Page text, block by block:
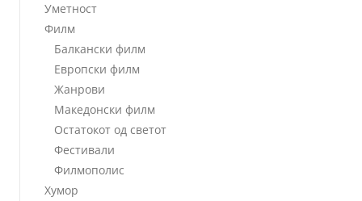
Уметност
Филм
Балкански филм
Европски филм
Жанрови
Македонски филм
Остатокот од светот
Фестивали
Филмополис
Хумор